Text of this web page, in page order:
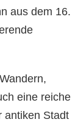
aus dem 16.
eine reiche
antiken Stadt